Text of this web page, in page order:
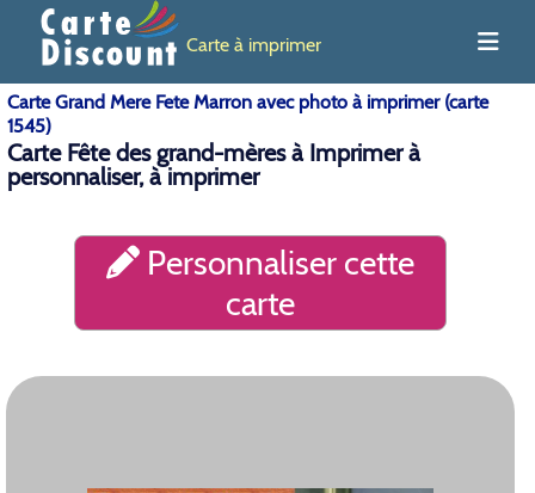
Carte à imprimer
Carte Grand Mere Fete Marron avec photo à imprimer (carte
1545)
Carte Fête des grand-mères à Imprimer à
personnaliser, à imprimer
Personnaliser cette
carte